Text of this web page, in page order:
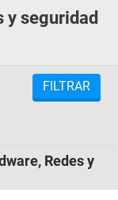
y seguridad
FILTRAR
Redes y